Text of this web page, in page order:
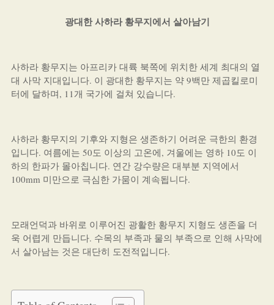
광대한 사하라 황무지에서 살아남기
사하라 황무지는 아프리카 대륙 북쪽에 위치한 세계 최대의 열
대 사막 지대입니다. 이 광대한 황무지는 약 9백만 제곱킬로미
터에 달하며, 11개 국가에 걸쳐 있습니다.
사하라 황무지의 기후와 지형은 생존하기 어려운 극한의 환경
입니다. 여름에는 50도 이상의 고온에, 겨울에는 영하 10도 이
하의 한파가 몰아칩니다. 연간 강수량은 대부분 지역에서
100mm 미만으로 극심한 가뭄이 계속됩니다.
모래언덕과 바위로 이루어진 광활한 황무지 지형도 생존을 더
욱 어렵게 만듭니다. 수목의 부족과 물의 부족으로 인해 사막에
서 살아남는 것은 대단히 도전적입니다.